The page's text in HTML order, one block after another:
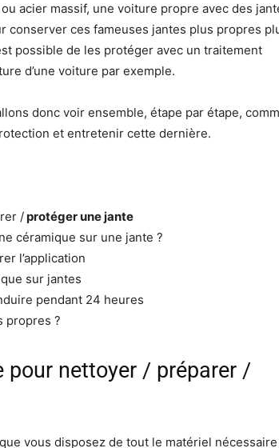
acier massif, une voiture propre avec des
conserver ces fameuses jantes plus propres
possible de les protéger avec un traitement
d’une voiture par exemple.
donc voir ensemble, étape par étape,
et entretenir cette dernière.
/protéger une jante
céramique sur une jante ?
l’application
sur jantes
pendant 24 heures
propres ?
pour nettoyer / préparer /
vous disposez de tout le matériel